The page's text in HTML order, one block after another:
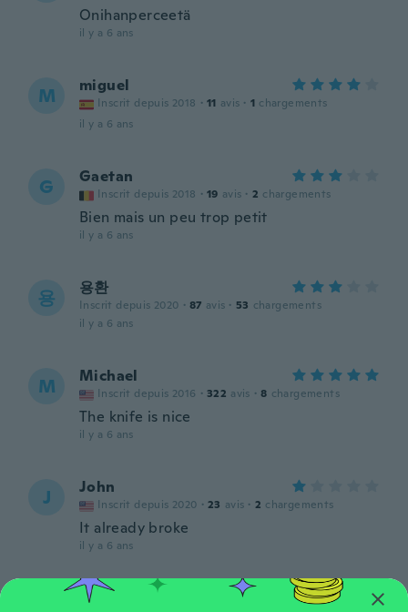
Onihanperceetä
il y a 6 ans
M miguel
Inscrit depuis 2018 · 11 avis · 1 chargements
il y a 6 ans
G Gaetan
Inscrit depuis 2018 · 19 avis · 2 chargements
Bien mais un peu trop petit
il y a 6 ans
용 용환
Inscrit depuis 2020 · 87 avis · 53 chargements
il y a 6 ans
M Michael
Inscrit depuis 2016 · 322 avis · 8 chargements
The knife is nice
il y a 6 ans
J John
Inscrit depuis 2020 · 23 avis · 2 chargements
It already broke
il y a 6 ans
Roland